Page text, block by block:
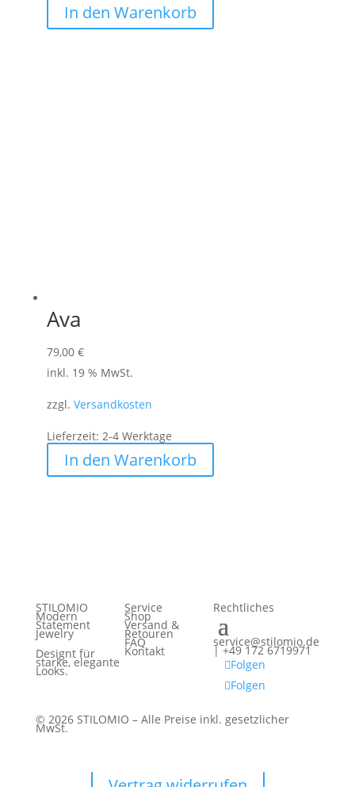
In den Warenkorb
Ava
79,00 €
inkl. 19 % MwSt.
zzgl. Versandkosten
Lieferzeit: 2-4 Werktage
In den Warenkorb
STILOMIO
Modern
Statement
Jewelry
Designt für
starke, elegante
Looks.
Service
Shop
Versand &
Retouren
FAQ
Kontakt
Rechtliches
service@stilomio.de
| +49 172 6719971
Folgen
Folgen
© 2026 STILOMIO – Alle Preise inkl. gesetzlicher
MwSt.